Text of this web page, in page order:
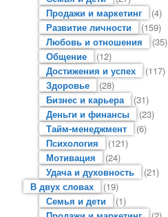
Продажи и маркетинг
(4)
Развитие личности
(159)
Любовь и отношения
(35)
Общение
(12)
Достижения и успех
(117)
Здоровье
(28)
Бизнес и карьера
(31)
Деньги и финансы
(23)
Тайм-менеджмент
(6)
Психология
(121)
Мотивация
(24)
Удача и духовность
(21)
В двух словах
(19)
Семья и дети
(1)